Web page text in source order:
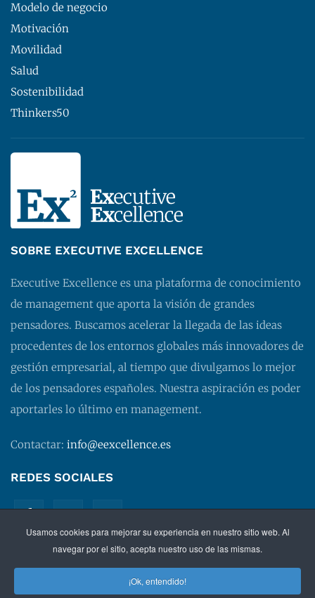
Usamos cookies para mejorar su experiencia en nuestro sitio web. Al
navegar por el sitio, acepta nuestro uso de las mismas.
¡Ok, entendido!
Modelo de negocio
Motivación
Movilidad
Salud
Sostenibilidad
Thinkers50
SOBRE EXECUTIVE EXCELLENCE
Executive Excellence es una plataforma de conocimiento
de management que aporta la visión de grandes
pensadores. Buscamos acelerar la llegada de las ideas
procedentes de los entornos globales más innovadores de
gestión empresarial, al tiempo que divulgamos lo mejor
de los pensadores españoles. Nuestra aspiración es poder
aportarles lo último en management.
Contactar: info@eexcellence.es
REDES SOCIALES